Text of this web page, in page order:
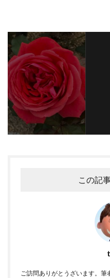
この記
ご訪問ありがとうざいます。